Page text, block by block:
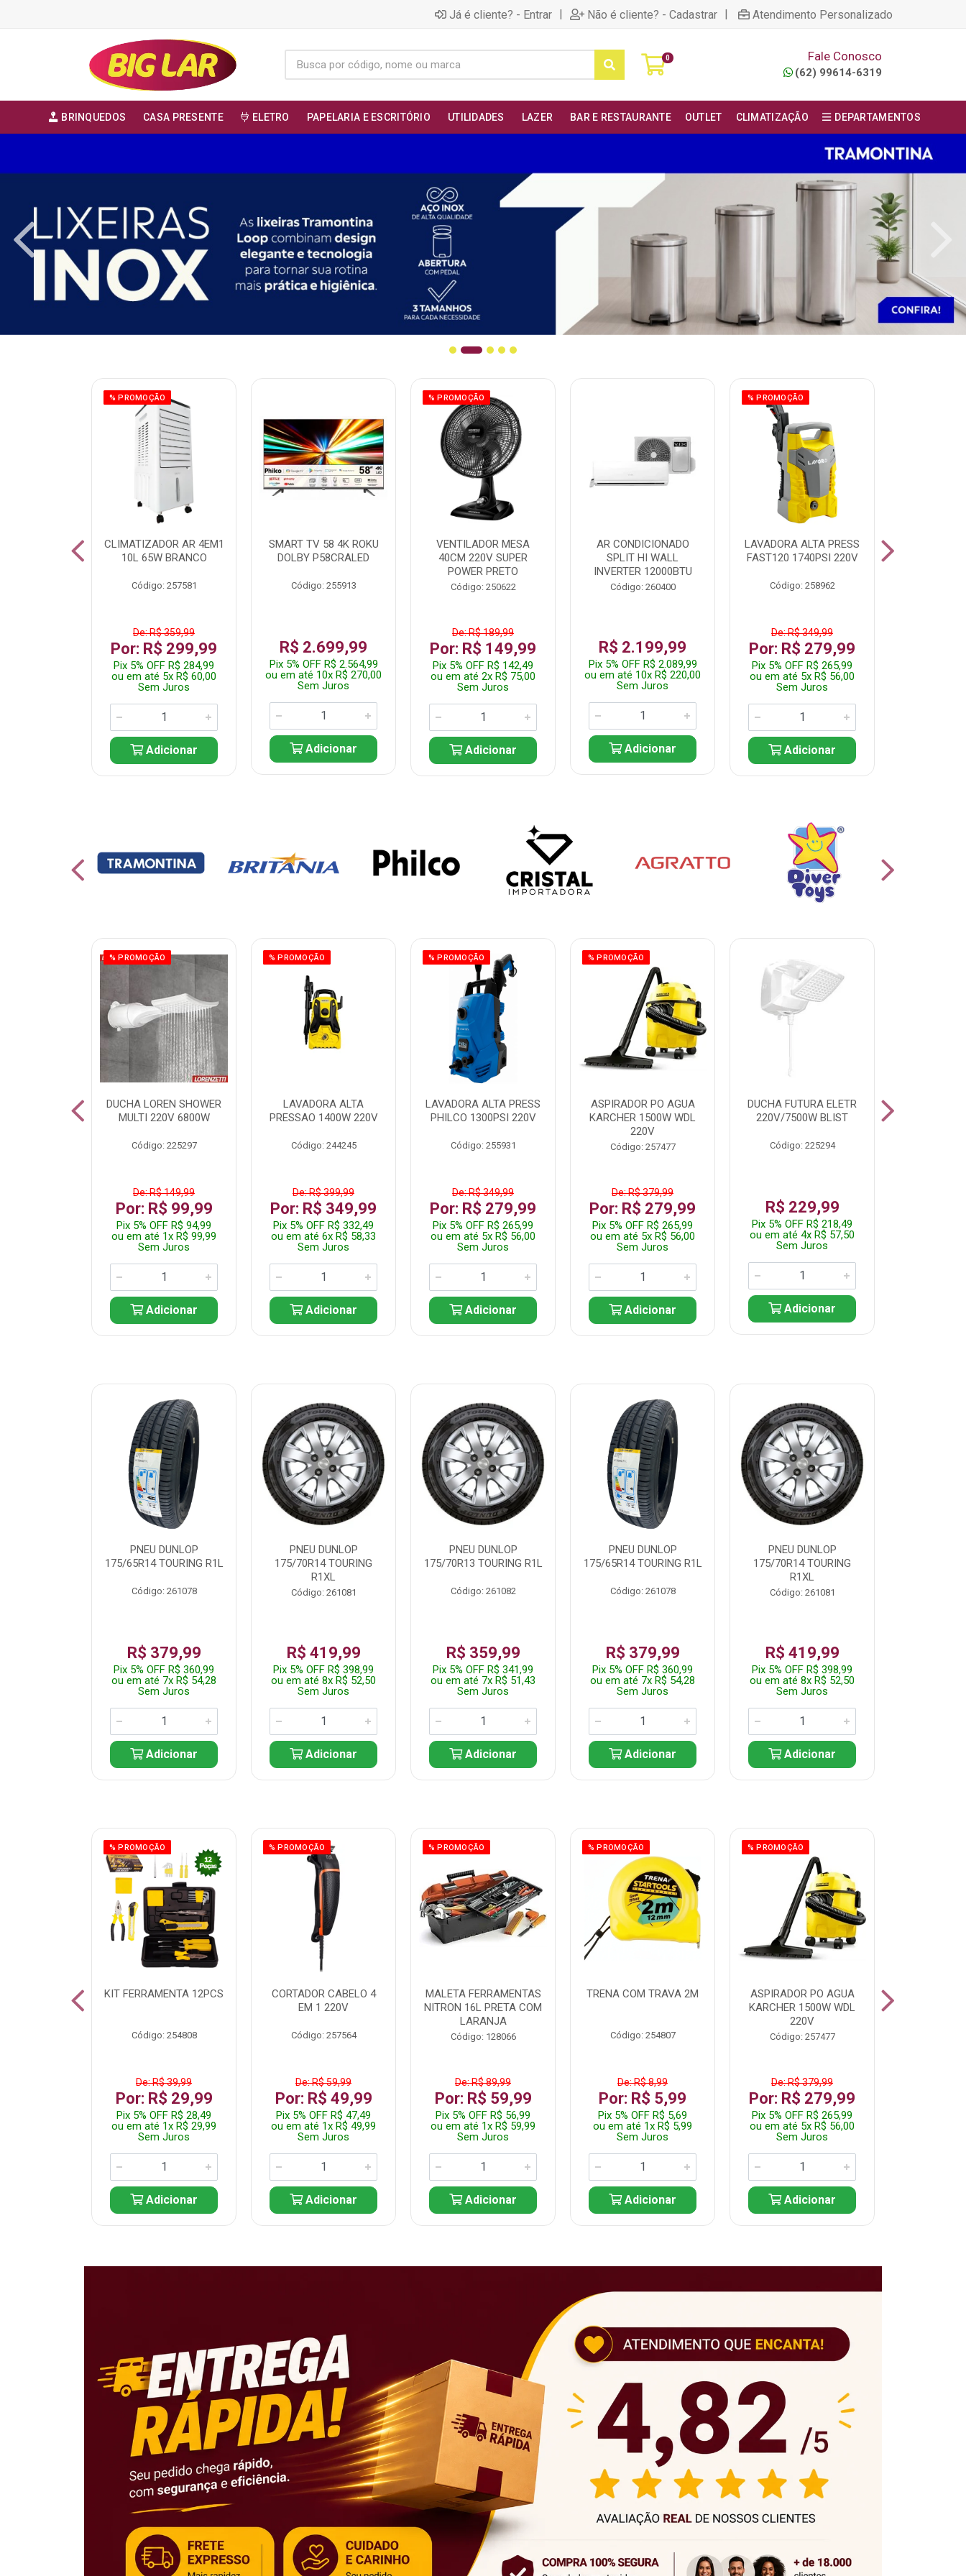
Já é cliente? - Entrar | Não é cliente? - Cadastrar | Atendimento Personalizado
0 Fale Conosco
(62) 99614-6319
BRINQUEDOS CASA PRESENTE ELETRO PAPELARIA E ESCRITÓRIO UTILIDADES LAZER BAR E RESTAURANTE OUTLET CLIMATIZAÇÃO DEPARTAMENTOS
% PROMOÇÃO
CLIMATIZADOR AR 4EM1
10L 65W BRANCO
Código: 257581
De: R$ 359,99
Por: R$ 299,99
Pix 5% OFF R$ 284,99
ou em até 5x R$ 60,00
Sem Juros
Adicionar
SMART TV 58 4K ROKU
DOLBY P58CRALED
Código: 255913
R$ 2.699,99
Pix 5% OFF R$ 2.564,99
ou em até 10x R$ 270,00
Sem Juros
Adicionar
% PROMOÇÃO
VENTILADOR MESA
40CM 220V SUPER
POWER PRETO
Código: 250622
De: R$ 189,99
Por: R$ 149,99
Pix 5% OFF R$ 142,49
ou em até 2x R$ 75,00
Sem Juros
Adicionar
AR CONDICIONADO
SPLIT HI WALL
INVERTER 12000BTU
Código: 260400
R$ 2.199,99
Pix 5% OFF R$ 2.089,99
ou em até 10x R$ 220,00
Sem Juros
Adicionar
% PROMOÇÃO
LAVADORA ALTA PRESS
FAST120 1740PSI 220V
Código: 258962
De: R$ 349,99
Por: R$ 279,99
Pix 5% OFF R$ 265,99
ou em até 5x R$ 56,00
Sem Juros
Adicionar
% PROMOÇÃO
DUCHA LOREN SHOWER
MULTI 220V 6800W
Código: 225297
De: R$ 149,99
Por: R$ 99,99
Pix 5% OFF R$ 94,99
ou em até 1x R$ 99,99
Sem Juros
Adicionar
% PROMOÇÃO
LAVADORA ALTA
PRESSAO 1400W 220V
Código: 244245
De: R$ 399,99
Por: R$ 349,99
Pix 5% OFF R$ 332,49
ou em até 6x R$ 58,33
Sem Juros
Adicionar
% PROMOÇÃO
LAVADORA ALTA PRESS
PHILCO 1300PSI 220V
Código: 255931
De: R$ 349,99
Por: R$ 279,99
Pix 5% OFF R$ 265,99
ou em até 5x R$ 56,00
Sem Juros
Adicionar
% PROMOÇÃO
ASPIRADOR PO AGUA
KARCHER 1500W WDL
220V
Código: 257477
De: R$ 379,99
Por: R$ 279,99
Pix 5% OFF R$ 265,99
ou em até 5x R$ 56,00
Sem Juros
Adicionar
DUCHA FUTURA ELETR
220V/7500W BLIST
Código: 225294
R$ 229,99
Pix 5% OFF R$ 218,49
ou em até 4x R$ 57,50
Sem Juros
Adicionar
PNEU DUNLOP
175/65R14 TOURING R1L
Código: 261078
R$ 379,99
Pix 5% OFF R$ 360,99
ou em até 7x R$ 54,28
Sem Juros
Adicionar
PNEU DUNLOP
175/70R14 TOURING
R1XL
Código: 261081
R$ 419,99
Pix 5% OFF R$ 398,99
ou em até 8x R$ 52,50
Sem Juros
Adicionar
PNEU DUNLOP
175/70R13 TOURING R1L
Código: 261082
R$ 359,99
Pix 5% OFF R$ 341,99
ou em até 7x R$ 51,43
Sem Juros
Adicionar
PNEU DUNLOP
175/65R14 TOURING R1L
Código: 261078
R$ 379,99
Pix 5% OFF R$ 360,99
ou em até 7x R$ 54,28
Sem Juros
Adicionar
PNEU DUNLOP
175/70R14 TOURING
R1XL
Código: 261081
R$ 419,99
Pix 5% OFF R$ 398,99
ou em até 8x R$ 52,50
Sem Juros
Adicionar
% PROMOÇÃO
KIT FERRAMENTA 12PCS
Código: 254808
De: R$ 39,99
Por: R$ 29,99
Pix 5% OFF R$ 28,49
ou em até 1x R$ 29,99
Sem Juros
Adicionar
% PROMOÇÃO
CORTADOR CABELO 4
EM 1 220V
Código: 257564
De: R$ 59,99
Por: R$ 49,99
Pix 5% OFF R$ 47,49
ou em até 1x R$ 49,99
Sem Juros
Adicionar
% PROMOÇÃO
MALETA FERRAMENTAS
NITRON 16L PRETA COM
LARANJA
Código: 128066
De: R$ 89,99
Por: R$ 59,99
Pix 5% OFF R$ 56,99
ou em até 1x R$ 59,99
Sem Juros
Adicionar
% PROMOÇÃO
TRENA COM TRAVA 2M
Código: 254807
De: R$ 8,99
Por: R$ 5,99
Pix 5% OFF R$ 5,69
ou em até 1x R$ 5,99
Sem Juros
Adicionar
% PROMOÇÃO
ASPIRADOR PO AGUA
KARCHER 1500W WDL
220V
Código: 257477
De: R$ 379,99
Por: R$ 279,99
Pix 5% OFF R$ 265,99
ou em até 5x R$ 56,00
Sem Juros
Adicionar